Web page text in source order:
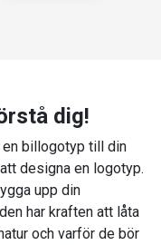
dig!
billogotyp till din
designa en logotyp.
upp din
har kraften att låta
och varför de bör